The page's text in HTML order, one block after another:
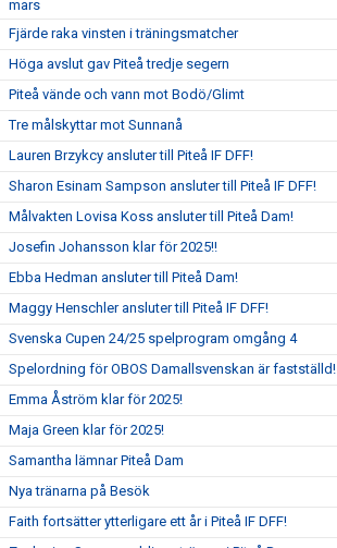
mars
Fjärde raka vinsten i träningsmatcher
Höga avslut gav Piteå tredje segern
Piteå vände och vann mot Bodö/Glimt
Tre målskyttar mot Sunnanå
Lauren Brzykcy ansluter till Piteå IF DFF!
Sharon Esinam Sampson ansluter till Piteå IF DFF!
Målvakten Lovisa Koss ansluter till Piteå Dam!
Josefin Johansson klar för 2025!!
Ebba Hedman ansluter till Piteå Dam!
Maggy Henschler ansluter till Piteå IF DFF!
Svenska Cupen 24/25 spelprogram omgång 4
Spelordning för OBOS Damallsvenskan är fastställd!
Emma Åström klar för 2025!
Maja Green klar för 2025!
Samantha lämnar Piteå Dam
Nya tränarna på Besök
Faith fortsätter ytterligare ett år i Piteå IF DFF!